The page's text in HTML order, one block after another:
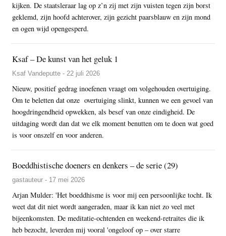
kijken. De staatsleraar lag op z’n zij met zijn vuisten tegen zijn borst
geklemd, zijn hoofd achterover, zijn gezicht paarsblauw en zijn mond
en ogen wijd opengesperd.
Ksaf – De kunst van het geluk 1
Ksaf Vandeputte - 22 juli 2026
Nieuw, positief gedrag inoefenen vraagt om volgehouden overtuiging.
Om te beletten dat onze overtuiging slinkt, kunnen we een gevoel van
hoogdringendheid opwekken, als besef van onze eindigheid. De
uitdaging wordt dan dat we elk moment benutten om te doen wat goed
is voor onszelf en voor anderen.
Boeddhistische doeners en denkers – de serie (29)
gastauteur - 17 mei 2026
Arjan Mulder: 'Het boeddhisme is voor mij een persoonlijke tocht. Ik
weet dat dit niet wordt aangeraden, maar ik kan niet zo veel met
bijeenkomsten. De meditatie-ochtenden en weekend-retraites die ik
heb bezocht, leverden mij vooral 'ongeloof op – over starre